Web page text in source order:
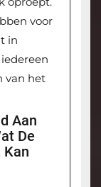
voor
in
van het
Aan
De